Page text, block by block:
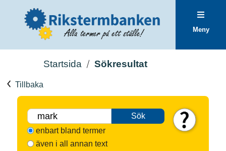
Meny
Startsida Sökresultat
Tillbaka
Sök
enbart bland termer
även i all annan text